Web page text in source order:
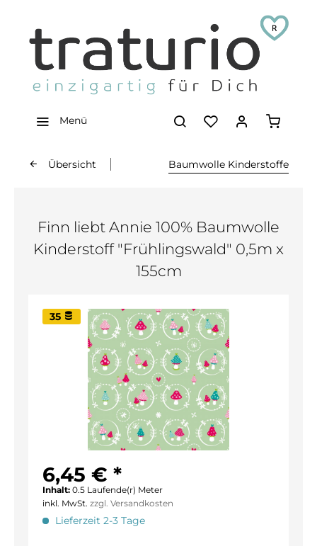
Menü
Übersicht Baumwolle Kinderstoffe
Finn liebt Annie 100% Baumwolle
Kinderstoff "Frühlingswald" 0,5m x
155cm
35
6,45 € *
Inhalt: 0.5 Laufende(r) Meter
inkl. MwSt. zzgl. Versandkosten
Lieferzeit 2-3 Tage